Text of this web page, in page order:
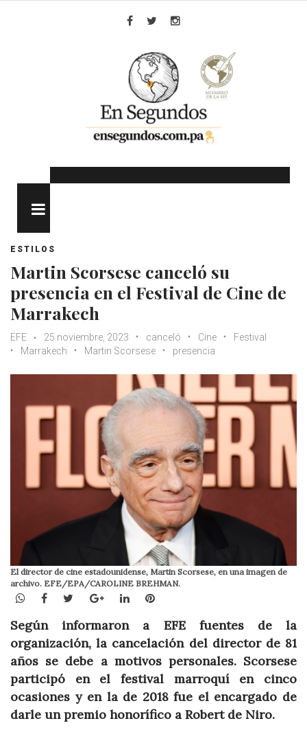
ESTILOS
Martin Scorsese canceló su
presencia en el Festival de Cine de
Marrakech
EFE 25 noviembre, 2023 canceló Cine
Festival
Marrakech
Martin Scorsese presencia
El director de cine estadounidense, Martin Scorsese, en una imagen de
archivo. EFE/EPA/CAROLINE BREHMAN.
WhatsApp
Facebook
TwitterGoogle+LinkedInPinterest
Según informaron a EFE fuentes de la
organización, la cancelación del director de 81
años se debe a motivos personales. Scorsese
participó en el festival marroquí en cinco
ocasiones y en la de 2018 fue el encargado de
darle un premio honorífico a Robert de Niro.